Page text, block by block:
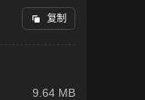
复制
9.64 MB